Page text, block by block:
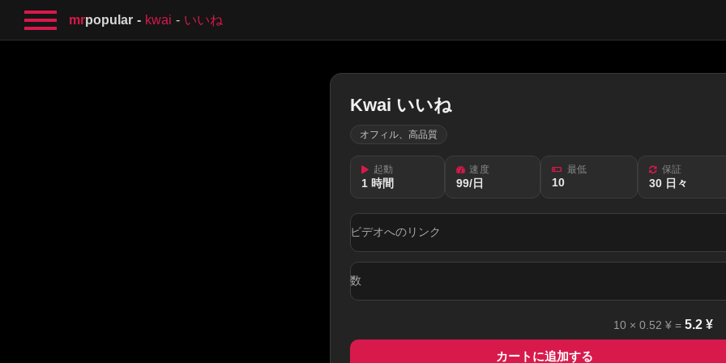
mrpopular kwai いいね
Kwai いいね
オフィル、高品質
起動
1 時間
速度
99/日
最低
10
保証
30 日々
ビデオへのリンク
数
10 × 0.52 ¥ = 5.2 ¥
カートに追加する